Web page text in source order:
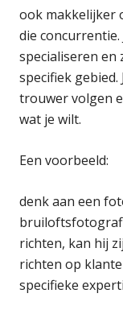
ook makkelijker
die
specialiseren en
specifiek
trouwer volgen
wat je wilt.
Een voorbeeld:
denk aan een
richten, kan hij
richten op
specifieke